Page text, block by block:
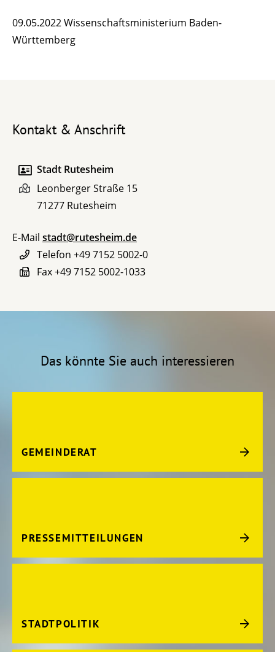
09.05.2022 Wissenschaftsministerium Baden-
Württemberg
Kontakt & Anschrift
Stadt Rutesheim
Leonberger Straße 15
71277 Rutesheim
E-Mail stadt@rutesheim.de
Telefon +49 7152 5002-0
Fax+49 7152 5002-1033
Das könnte Sie auch interessieren
GEMEINDERAT
PRESSEMITTEILUNGEN
STADTPOLITIK